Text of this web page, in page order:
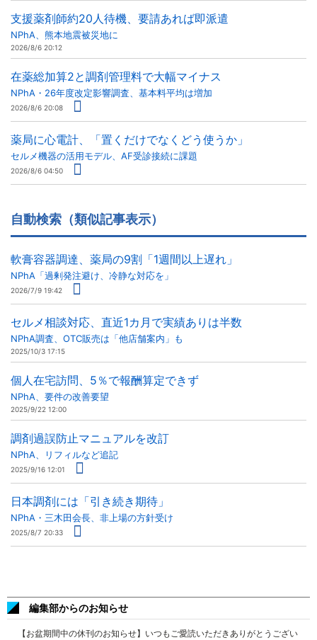
支援薬剤師約20人待機、要請あれば即派遣
NPhA、熊本地震被災地に
2026/8/6 20:12
在薬総加算2と調剤管理料で大幅マイナス
NPhA・26年度改定影響調査、基本料平均は増加
2026/8/6 20:08
薬局に心電計、「置くだけでなくどう使うか」
セルメ機器の活用モデル、AF受診接続に課題
2026/8/6 04:50
自動検索（類似記事表示）
軟膏容器調達、薬局の9割「1週間以上遅れ」
NPhA「過剰発注避け、冷静な対応を」
2026/7/9 19:42
セルメ相談対応、直近1カ月で実績ありは半数
NPhA調査、OTC販売は「他店舗案内」も
2025/10/3 17:15
個人在宅訪問、5％で報酬算定できず
NPhA、要件の改善要望
2025/9/22 12:00
調剤過誤防止マニュアルを改訂
NPhA、リフィルなど追記
2025/9/16 12:01
日本調剤には「引き続き期待」
NPhA・三木田会長、非上場の方針受け
2025/8/7 20:33
編集部からのお知らせ
【お盆期間中の休刊のお知らせ】いつもご愛読いただきありがとうござい